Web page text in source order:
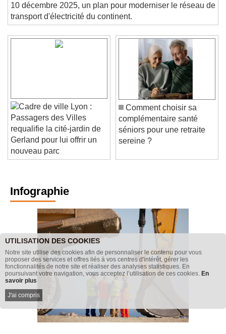
10 décembre 2025, un plan pour moderniser le réseau de
transport d'électricité du continent.
Lyon :
Passagers des Villes
requalifie la cité-jardin de
Gerland pour lui offrir un
nouveau parc
Comment choisir sa
complémentaire santé
séniors pour une retraite
sereine ?
Infographie
UTILISATION DES COOKIES
Notre site utilise des cookies afin de personnaliser le contenu pour vous
proposer des services et offres liés à vos centres d'intérêt, gérer les
fonctionnalités de notre site et réaliser des analyses statistiques. En
poursuivant votre navigation, vous acceptez l’utilisation de ces cookies. En
savoir plus
J'ai compris